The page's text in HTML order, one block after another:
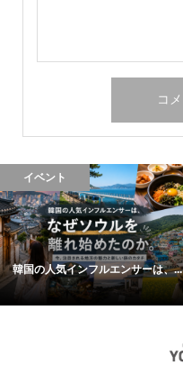
イベント
韓国の人気インフルエンサーは、...